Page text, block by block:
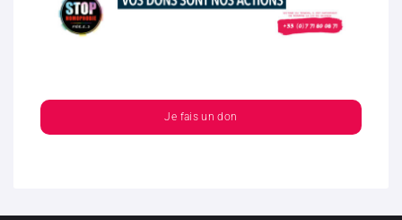
Je fais un don